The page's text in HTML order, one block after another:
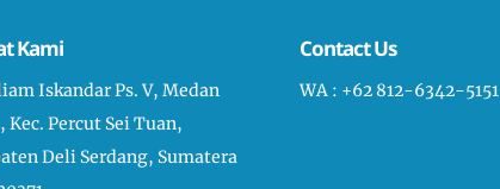
Kami
Iskandar Ps. V, Medan
Kec. Percut Sei Tuan,
Deli Serdang, Sumatera
Contact Us
WA : +62 812-6342-5151